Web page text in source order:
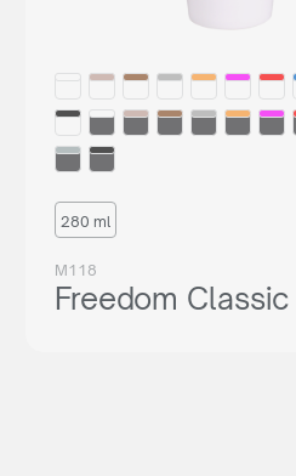
280 ml
M118
Freedom Classic